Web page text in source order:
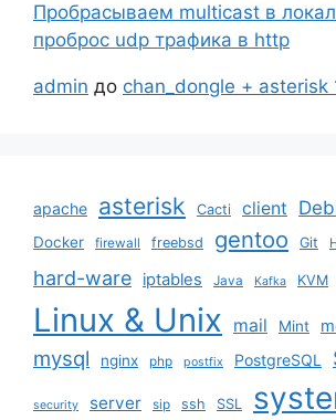
Пробрасываем multicast в
проброс udp трафика в http
admin до chan_dongle + asterisk
apache asterisk Cacti client
Docker firewall freebsd gentoo Git
hard-ware iptables Java Kafka KVM
Linux & Unix mail Mint
mysql nginx php postfix PostgreSQL
security server sip ssh SSL